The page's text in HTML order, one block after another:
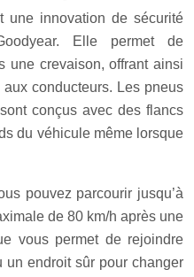
une innovation de sécurité
Elle permet de
une crevaison, offrant ainsi
conducteurs. Les pneus
conçus avec des flancs
du véhicule même lorsque
pouvez parcourir jusqu’à
de 80 km/h après une
vous permet de rejoindre
un endroit sûr pour changer